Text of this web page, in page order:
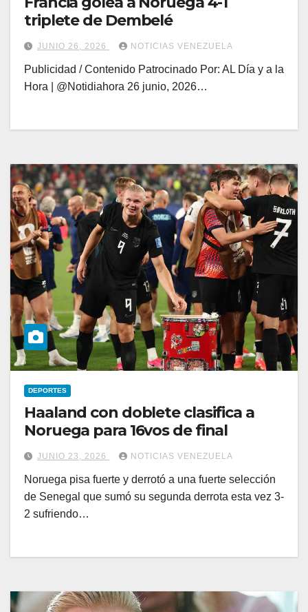
triplete de Dembelé
JUNIO 26, 2026 NOTICIAS VENEZUELA
Publicidad / Contenido Patrocinado Por: AL Día y a la
Hora | @Notidiahora 26 junio, 2026…
DEPORTES
Haaland con doblete clasifica a
Noruega para 16vos de final
JUNIO 23, 2026 NOTICIAS VENEZUELA
Noruega pisa fuerte y derrotó a una fuerte selección
de Senegal que sumó su segunda derrota esta vez 3-
2 sufriendo…